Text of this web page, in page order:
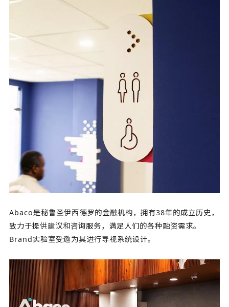
Abaco是秘鲁圣伊西德罗的金融机构，拥有38年的成立历史，
致力于提供建议和咨询服务，满足人们的各种融资需求。
Brand实验室受邀为其进行导视系统设计。